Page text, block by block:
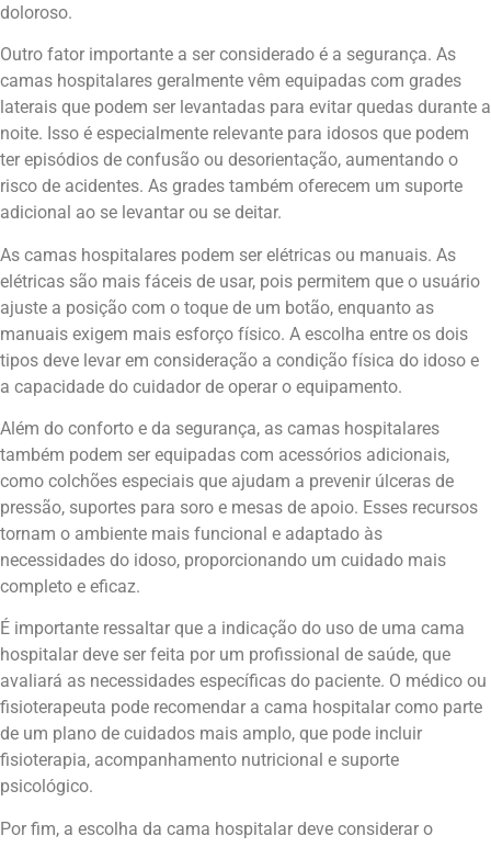
doloroso.
Outro fator importante a ser considerado é a segurança. As
camas hospitalares geralmente vêm equipadas com grades
laterais que podem ser levantadas para evitar quedas durante a
noite. Isso é especialmente relevante para idosos que podem
ter episódios de confusão ou desorientação, aumentando o
risco de acidentes. As grades também oferecem um suporte
adicional ao se levantar ou se deitar.
As camas hospitalares podem ser elétricas ou manuais. As
elétricas são mais fáceis de usar, pois permitem que o usuário
ajuste a posição com o toque de um botão, enquanto as
manuais exigem mais esforço físico. A escolha entre os dois
tipos deve levar em consideração a condição física do idoso e
a capacidade do cuidador de operar o equipamento.
Além do conforto e da segurança, as camas hospitalares
também podem ser equipadas com acessórios adicionais,
como colchões especiais que ajudam a prevenir úlceras de
pressão, suportes para soro e mesas de apoio. Esses recursos
tornam o ambiente mais funcional e adaptado às
necessidades do idoso, proporcionando um cuidado mais
completo e eficaz.
É importante ressaltar que a indicação do uso de uma cama
hospitalar deve ser feita por um profissional de saúde, que
avaliará as necessidades específicas do paciente. O médico ou
fisioterapeuta pode recomendar a cama hospitalar como parte
de um plano de cuidados mais amplo, que pode incluir
fisioterapia, acompanhamento nutricional e suporte
psicológico.
Por fim, a escolha da cama hospitalar deve considerar o